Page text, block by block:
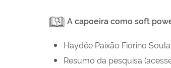
A capoeira como soft
Haydée Paixão Fiorino Soula
Resumo da pesquisa